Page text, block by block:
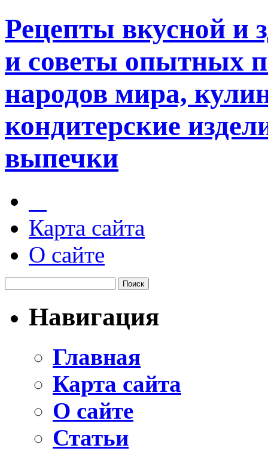
Рецепты вкусной и
и советы опытных
народов мира,
кондитерские
выпечки
Карта сайта
О сайте
Навигация
Главная
Карта сайта
О сайте
Статьи